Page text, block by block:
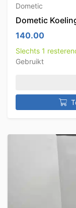
Dometic
Dometic
140.00
Slechts 1
Gebruikt